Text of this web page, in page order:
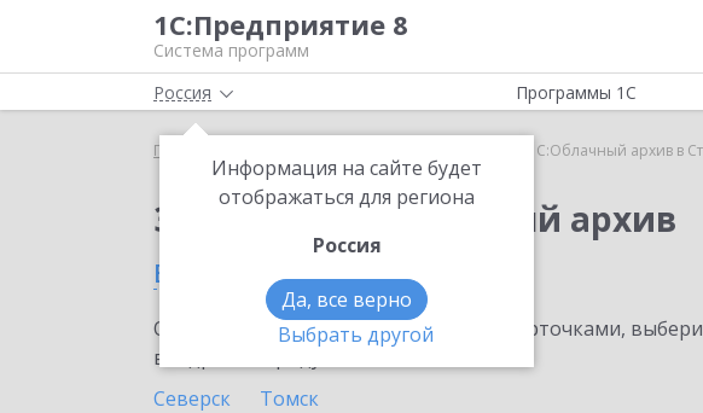
1С:Предприятие 8
Система программ
Россия
Информация на сайте будет
отображаться для региона
Россия
Да, все верно
Выбрать другой
Программы 1С
Главная 1С:Облачный архив в
Заказать 1С:Облачный архив
в Стрежевом
Ознакомьтесь с информационными карточками,
внедрение продукта.
Северск
Томск